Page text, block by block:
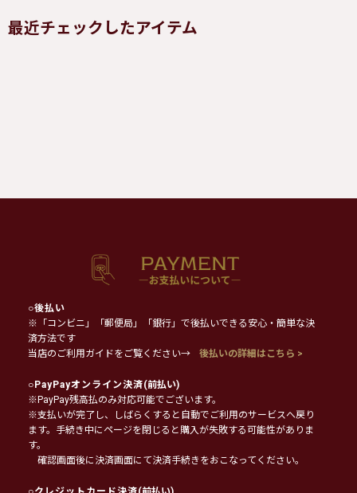
最近チェックしたアイテム
○後払い
※「コンビニ」「郵便局」「銀行」で後払いできる安心・簡単な決
済方法です
当店のご利用ガイドをご覧ください→
後払いの詳細はこちら >
○PayPayオンライン決済(前払い)
※PayPay残高払のみ対応可能でございます。
※支払いが完了し、しばらくすると自動でご利用のサービスへ戻り
ます。手続き中にページを閉じると購入が失敗する可能性がありま
す。
確認画面後に決済画面にて決済手続きをおこなってください。